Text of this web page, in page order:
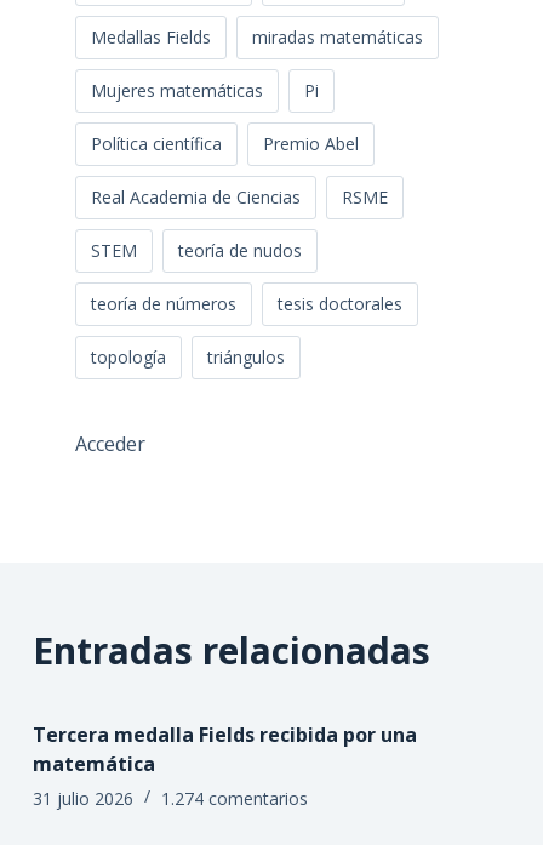
Medallas Fields miradas matemáticas
Mujeres matemáticas Pi
Política científica Premio Abel
Real Academia de Ciencias RSME
STEM teoría de nudos
teoría de números tesis doctorales
topología triángulos
Acceder
Entradas relacionadas
Tercera medalla Fields recibida por una
matemática
31 julio 2026 1.274 comentarios